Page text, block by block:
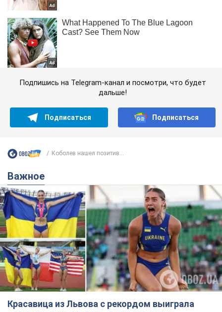
Подпишись на Telegram-канал и посмотри, что будет
дальше!
Подписаться Подписаться
Коболев нашел позитив...
Важное
Красавица из Львова с рекордом выиграла